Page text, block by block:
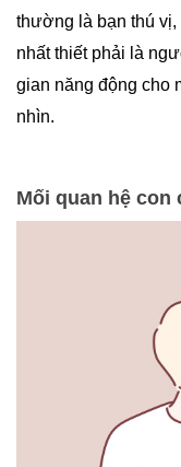
thường là bạn thú vị,
nhất thiết phải là
gian năng động cho
nhìn.
Mối quan hệ con